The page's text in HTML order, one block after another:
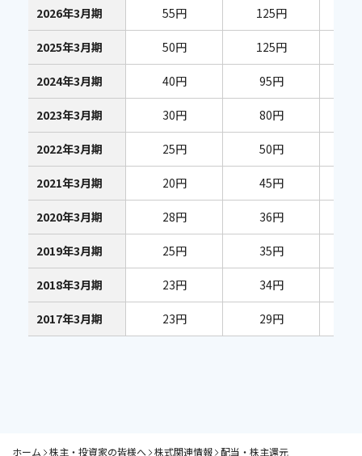
2026年3月期 55円 125円
2025年3月期 50円 125円
2024年3月期 40円 95円
2023年3月期 30円 80円
2022年3月期 25円 50円
2021年3月期 20円 45円
2020年3月期 28円 36円
2019年3月期 25円 35円
2018年3月期 23円 34円
2017年3月期 23円 29円
ホーム 株主・投資家の皆様へ 株式関連情報 配当・株主還元